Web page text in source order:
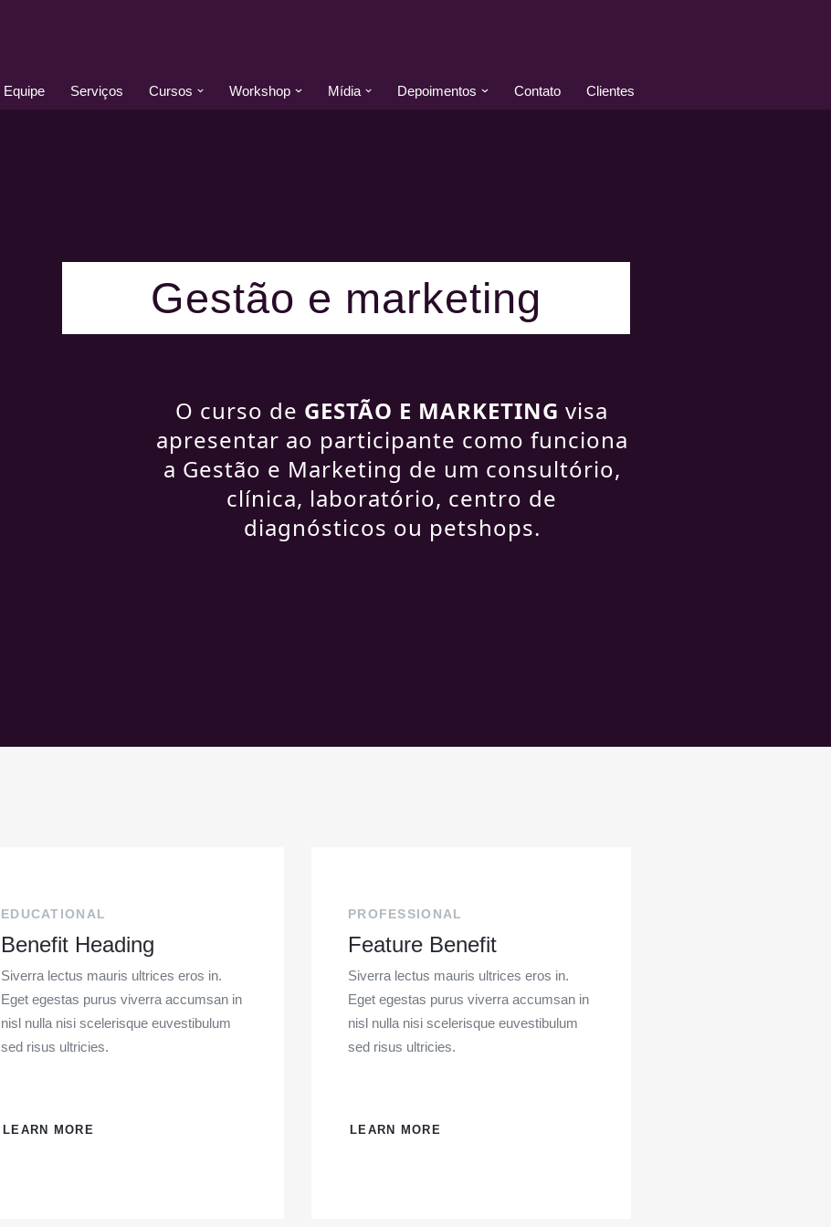
Equipe Serviços Cursos Workshop Mídia Depoimentos Contato Clientes
Gestão e marketing
O curso de GESTÃO E MARKETING visa
apresentar ao participante como funciona
a Gestão e Marketing de um consultório,
clínica, laboratório, centro de
diagnósticos ou petshops.
EDUCATIONAL
Benefit Heading
Siverra lectus mauris ultrices eros in.
Eget egestas purus viverra accumsan in
nisl nulla nisi scelerisque euvestibulum
sed risus ultricies.
LEARN MORE
PROFESSIONAL
Feature Benefit
Siverra lectus mauris ultrices eros in.
Eget egestas purus viverra accumsan in
nisl nulla nisi scelerisque euvestibulum
sed risus ultricies.
LEARN MORE